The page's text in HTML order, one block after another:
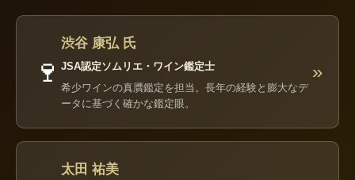
🍷
渋谷 康弘 氏
JSA認定ソムリエ・ワイン鑑定士
希少ワインの真贋鑑定を担当。長年の経験と膨大なデ
ータに基づく確かな鑑定眼。
»
太田 祐美